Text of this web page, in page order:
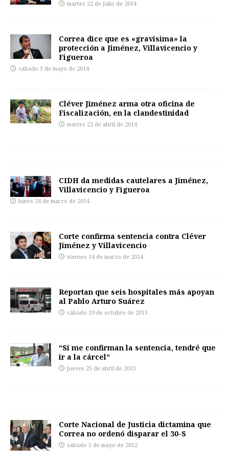
martes 22 de julio de 2014
Correa dice que es «gravísima» la
protección a Jiménez, Villavicencio y
Figueroa
sábado 3 de mayo de 2014
Cléver Jiménez arma otra oficina de
Fiscalización, en la clandestinidad
martes 22 de abril de 2014
CIDH da medidas cautelares a Jiménez,
Villavicencio y Figueroa
lunes 24 de marzo de 2014
Corte confirma sentencia contra Cléver
Jiménez y Villavicencio
viernes 14 de marzo de 2014
Reportan que seis hospitales más apoyan
al Pablo Arturo Suárez
sábado 19 de octubre de 2013
“Si me confirman la sentencia, tendré que
ir a la cárcel”
jueves 25 de abril de 2013
Corte Nacional de Justicia dictamina que
Correa no ordenó disparar el 30-S
sábado 5 de mayo de 2012